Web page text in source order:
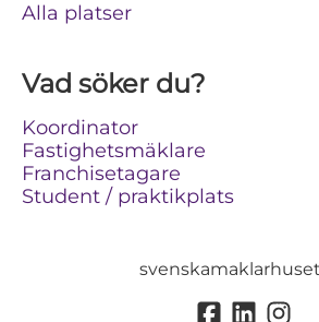
Alla platser
Vad söker du?
Koordinator
Fastighetsmäklare
Franchisetagare
Student / praktikplats